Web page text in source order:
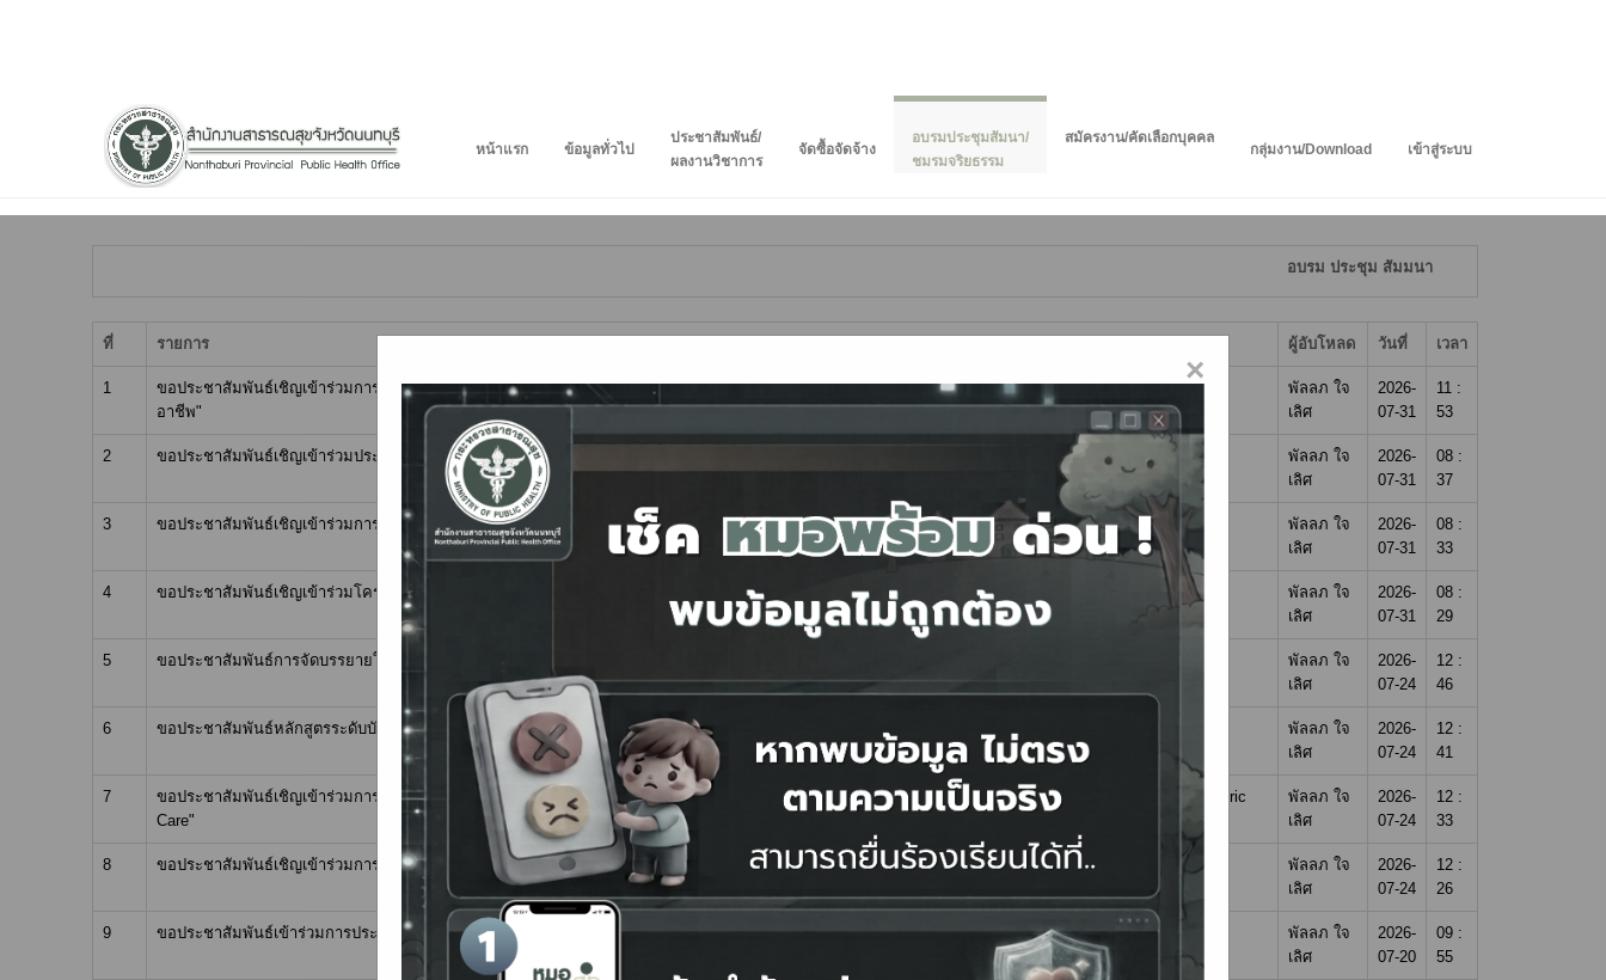
หน้าแรก ข้อมูลทั่วไป
ประชาสัมพันธ์/
ผลงานวิชาการ
จัดซื้อจัดจ้าง
อบรมประชุมสัมนา/
ชมรมจริยธรรม
สมัครงาน/คัดเลือกบุคคล
กลุ่มงาน/Download เข้าสู่ระบบ
อบรม ประชุม สัมมนา
ที่ รายการ ผู้อับโหลด วันที่ เวลา
1
ขอประชาสัมพันธ์เชิญเข้าร่วมการอบรมหลักสูตร "บุคลิกภาพในงานราชการ ศิลปะการวางตนของคนทำงาน ศิลปะการพูด การเป็นพิธีกร และการจัดพิธีการ อย่างมือ
อาชีพ"
พัลลภ ใจ
เลิศ
2026-
07-31
11 :
53
2 ขอประชาสัมพันธ์เชิญเข้าร่วมประชุมวิชาการอาชีวเวชศาสตร์และเวชศาสตร์สิ่งแวดล้อม ภาคตะวันออกเฉียงเหนือและภาคเหนือ ครั้งที่ ๓
พัลลภ ใจ
เลิศ
2026-
07-31
08 :
37
3 ขอประชาสัมพันธ์เชิญเข้าร่วมการประชุมใหญ่วิชาการประจำปี ครั้งที่ 52 หัวข้อ "Shaping Knowledge, Improving Practice"
พัลลภ ใจ
เลิศ
2026-
07-31
08 :
33
4 ขอประชาสัมพันธ์เชิญเข้าร่วมโครงการฝึกอบรมเพื่อพัฒนานักอัลตราชาวด์ทางการแพทย์สำหรับโรงพยาบาลในพื้นที่ห่างไกล (หลักสูตร ๓ -๖ เดือน)
พัลลภ ใจ
เลิศ
2026-
07-31
08 :
29
5 ขอประชาสัมพันธ์การจัดบรรยายให้ความรู้ทางวิชาการ วิชาการสัญจร ทันตฯ มหิดล ครั้งที่ ๑๖ หัวข้อ Pain Management in Dentistry "ปวดแบบนี้ต้องทำอย่างไร"
พัลลภ ใจ
เลิศ
2026-
07-24
12 :
46
6 ขอประชาสัมพันธ์หลักสูตรระดับบัณฑิตศึกษาของวิทยาลัยนวัตกรรมการจัดการ มหาวิทยาลัยเทคโนโลยีราชมงคลรัตนโกสินทร์
พัลลภ ใจ
เลิศ
2026-
07-24
12 :
41
7
ขอประชาสัมพันธ์เชิญเข้าร่วมการประชุมวิชาการศูนย์วิทยาการเวชศาสตร์ผู้สูงอายุศิริราช ภายใต้หัวข้อ "Aging Forward 2026: Managing Pitfalls in Modern Geriatric
Care"
พัลลภ ใจ
เลิศ
2026-
07-24
12 :
33
8 ขอประชาสัมพันธ์เชิญเข้าร่วมการอบรมหลักสูตร การพัฒนาสมรรถนะพนักงานผู้ช่วยห้องปฏิบัติการทางการแพทย์รุ่นที่ 2
พัลลภ ใจ
เลิศ
2026-
07-24
12 :
26
9 ขอประชาสัมพันธ์เข้าร่วมการประชุมวิชาการสมาคมแพทย์อุบัติเหตุส่วนภูมิภาค "Integrated Trauma Care System: From Scene to Outcome 2026"
พัลลภ ใจ
เลิศ
2026-
07-20
09 :
55
×